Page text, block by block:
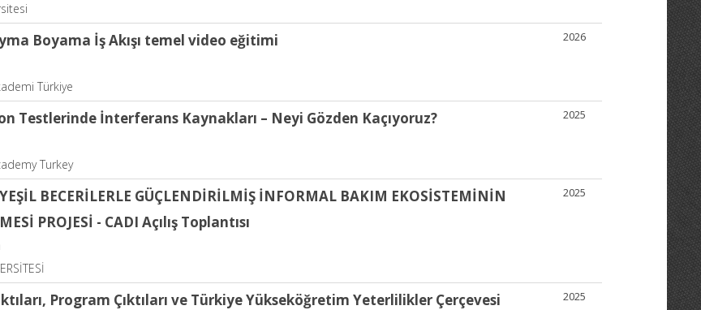
2026
Boyama İş Akışı temel video eğitimi
Türkiye
2025
Testlerinde İnterferans Kaynakları – Neyi Gözden Kaçıyoruz?
Turkey
2025
BECERİLERLE GÜÇLENDİRİLMİŞ İNFORMAL BAKIM EKOSİSTEMİNİN
PROJESİ - CADI Açılış Toplantısı
2025
Program Çıktıları ve Türkiye Yükseköğretim Yeterlilikler Çerçevesi